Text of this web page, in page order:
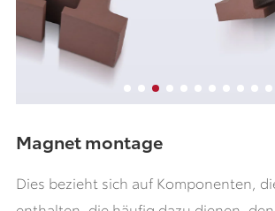
Magnet montage
Dies bezieht sich auf Komponenten,